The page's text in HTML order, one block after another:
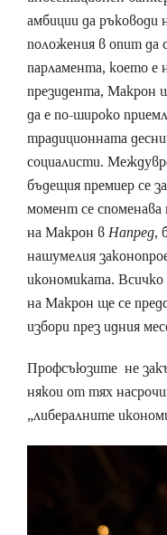
амбиции да ръководи
положения в опит да
парламента, което е
президента, Макрон
да е по-широко
традиционната
социалисти.
бъдещия премиер се
момент се
на Макрон вНапред,
нашумелия
икономиката.
на Макрон ще се
избори през идния
Профсъюзите не
някои от тях
„либералните